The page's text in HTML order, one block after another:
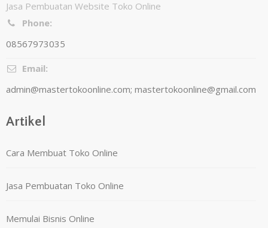
Jasa Pembuatan Website Toko Online
Phone:
08567973035
Email:
admin@mastertokoonline.com; mastertokoonline@gmail.com
Artikel
Cara Membuat Toko Online
Jasa Pembuatan Toko Online
Memulai Bisnis Online